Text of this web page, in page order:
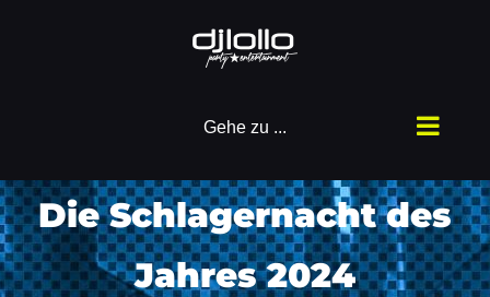
Gehe zu ...
Die Schlagernacht des
Jahres 2024